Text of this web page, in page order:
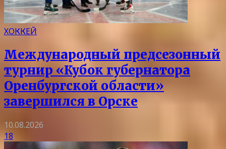
ХОККЕЙ
Международный предсезонный
турнир «Кубок губернатора
Оренбургской области»
завершился в Орске
10.08.2026
18